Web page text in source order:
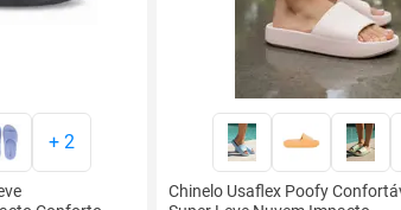
+ 2
Chinelo Usaflex Poofy